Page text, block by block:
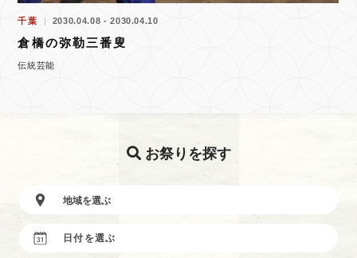
千葉 2030.04.08 - 2030.04.10
倉橋の弥勒三番叟
伝統芸能
お祭りを探す